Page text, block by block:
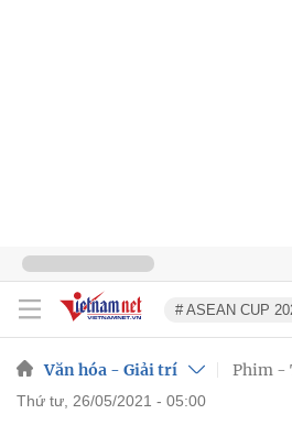
# ASEAN CUP
Văn hóa - Giải trí Phim -
thứ tư, 26/05/2021 - 05:00